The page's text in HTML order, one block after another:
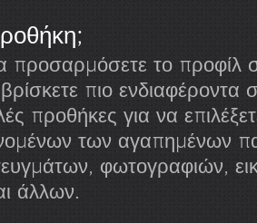
προσαρμόσετε το προφίλ
πιο ενδιαφέροντα
προθήκες για να
των αγαπημένων
φωτογραφιών,
άλλων.